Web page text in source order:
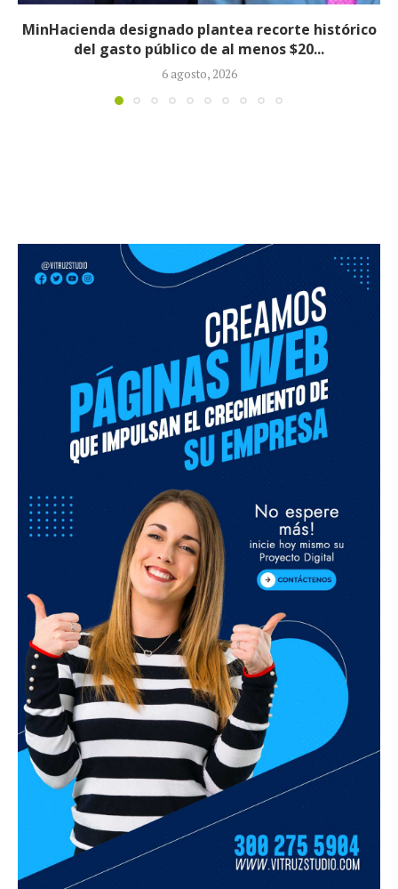
Informe revela que grupos armados ilegales
crecieron 90 % durante la política...
5 agosto, 2026